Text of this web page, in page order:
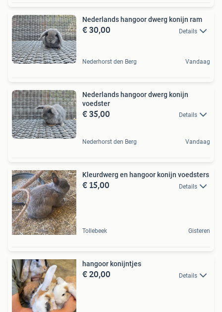
Nederlands hangoor dwerg konijn ram
€ 30,00 Details
Nederhorst den Berg Vandaag
Nederlands hangoor dwerg konijn
voedster
€ 35,00 Details
Nederhorst den Berg Vandaag
Kleurdwerg en hangoor konijn voedsters
€ 15,00 Details
Tollebeek Gisteren
hangoor konijntjes
€ 20,00 Details